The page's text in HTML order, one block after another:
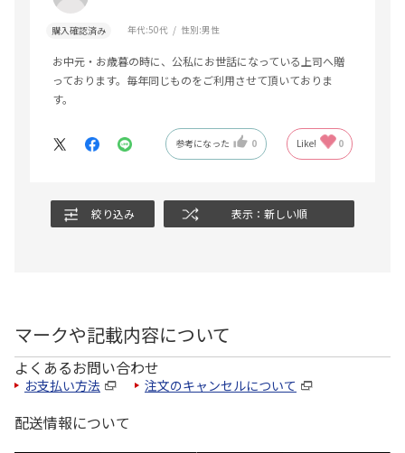
購入確認済み 年代:50代 性別:男性
お中元・お歳暮の時に、公私にお世話になっている上司へ贈
っております。毎年同じものをご利用させて頂いておりま
す。
参考になった 0 Like! 0
絞り込み 表示：新しい順
マークや記載内容について
よくあるお問い合わせ
お支払い方法 注文のキャンセルについて
配送情報について